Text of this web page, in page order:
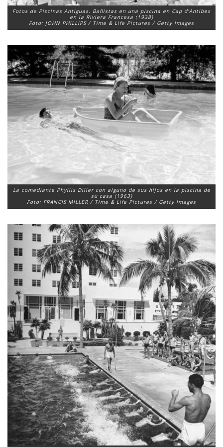
Fotos de Piscinas Antiguas. Bañistas en una piscina en Cap d’Antibes
en la Riviera Francesa (1938)
Foto: JOHN PHILLIPS / Time & Life Pictures / Getty Images
La comediante Phyllis Diller con alguno de sus hijos en la piscina de
su casa (1963)
Foto: FRANCIS MILLER / Time & Life Pictures / Getty Images